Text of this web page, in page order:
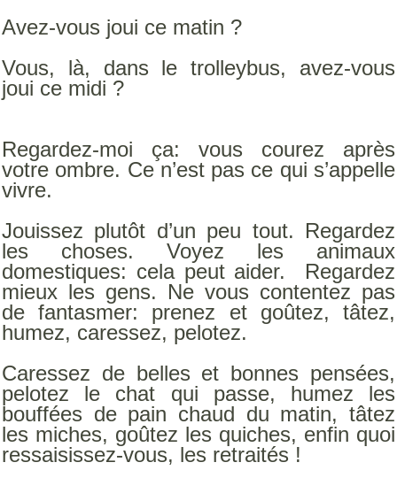
Avez-vous joui ce matin ?
Vous, là, dans le trolleybus, avez-vous
joui ce midi ?
Regardez-moi ça: vous courez après
votre ombre. Ce n’est pas ce qui s’appelle
vivre.
Jouissez plutôt d’un peu tout. Regardez
les choses. Voyez les animaux
domestiques: cela peut aider. Regardez
mieux les gens. Ne vous contentez pas
de fantasmer: prenez et goûtez, tâtez,
humez, caressez, pelotez.
Caressez de belles et bonnes pensées,
pelotez le chat qui passe, humez les
bouffées de pain chaud du matin, tâtez
les miches, goûtez les quiches, enfin quoi
ressaisissez-vous, les retraités !